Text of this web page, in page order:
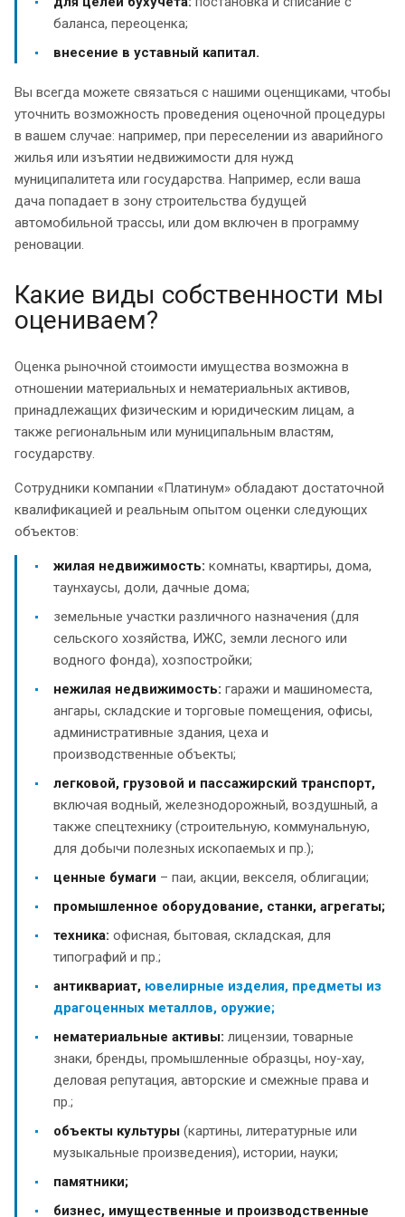
баланса, переоценка;
внесение в уставный капитал.
Вы всегда можете связаться с нашими оценщиками, чтобы
уточнить возможность проведения оценочной процедуры
в вашем случае: например, при переселении из аварийного
жилья или изъятии недвижимости для нужд
муниципалитета или государства. Например, если ваша
дача попадает в зону строительства будущей
автомобильной трассы, или дом включен в программу
реновации.
Какие виды собственности мы
оцениваем?
Оценка рыночной стоимости имущества возможна в
отношении материальных и нематериальных активов,
принадлежащих физическим и юридическим лицам, а
также региональным или муниципальным властям,
государству.
Сотрудники компании «Платинум» обладают достаточной
квалификацией и реальным опытом оценки следующих
объектов:
жилая недвижимость: комнаты, квартиры, дома,
таунхаусы, доли, дачные дома;
земельные участки различного назначения (для
сельского хозяйства, ИЖС, земли лесного или
водного фонда), хозпостройки;
нежилая недвижимость: гаражи и машиноместа,
ангары, складские и торговые помещения, офисы,
административные здания, цеха и
производственные объекты;
легковой, грузовой и пассажирский транспорт,
включая водный, железнодорожный, воздушный, а
также спецтехнику (строительную, коммунальную,
для добычи полезных ископаемых и пр.);
ценные бумаги – паи, акции, векселя, облигации;
промышленное оборудование, станки, агрегаты;
техника: офисная, бытовая, складская, для
типографий и пр.;
антиквариат, ювелирные изделия, предметы из
драгоценных металлов, оружие;
нематериальные активы: лицензии, товарные
знаки, бренды, промышленные образцы, ноу-хау,
деловая репутация, авторские и смежные права и
пр.;
объекты культуры (картины, литературные или
музыкальные произведения), истории, науки;
памятники;
бизнес, имущественные и производственные